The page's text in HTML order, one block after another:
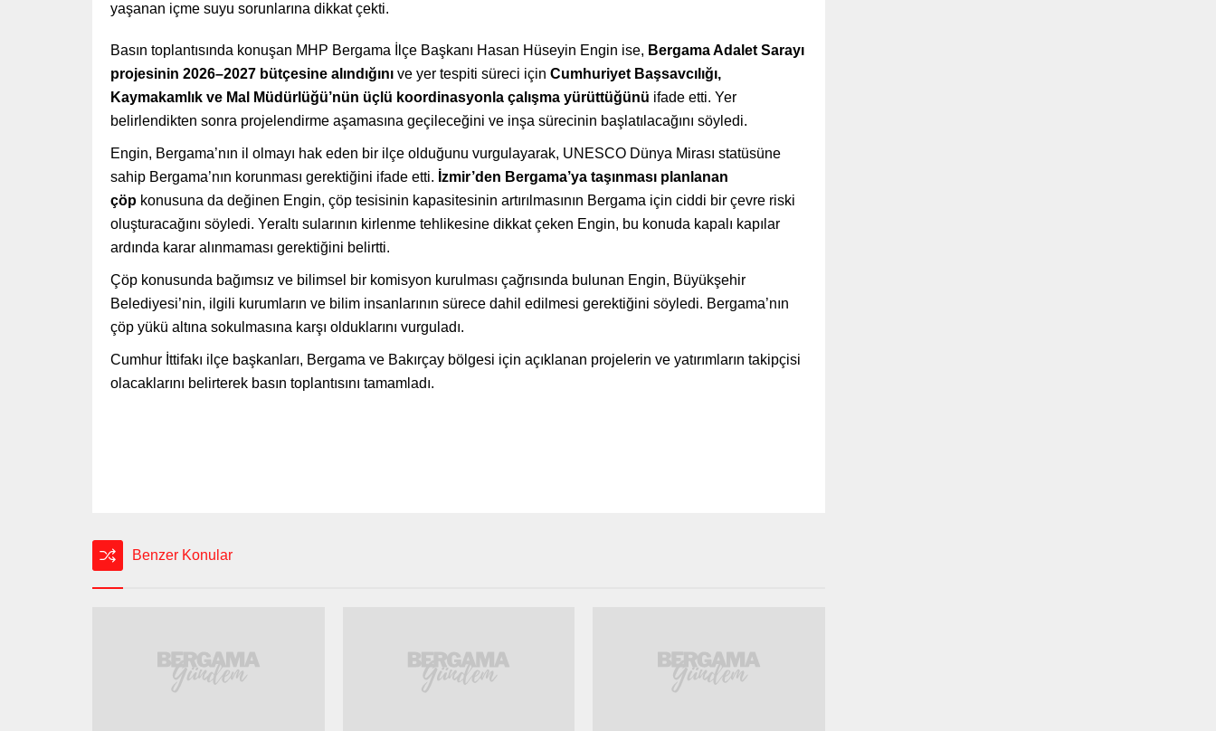
yaşanan içme suyu sorunlarına dikkat çekti.
Basın toplantısında konuşan MHP Bergama İlçe Başkanı Hasan Hüseyin Engin ise, Bergama Adalet Sarayı
projesinin 2026–2027 bütçesine alındığını ve yer tespiti süreci için Cumhuriyet Başsavcılığı,
Kaymakamlık ve Mal Müdürlüğü’nün üçlü koordinasyonla çalışma yürüttüğünü ifade etti. Yer
belirlendikten sonra projelendirme aşamasına geçileceğini ve inşa sürecinin başlatılacağını söyledi.
Engin, Bergama’nın il olmayı hak eden bir ilçe olduğunu vurgulayarak, UNESCO Dünya Mirası statüsüne
sahip Bergama’nın korunması gerektiğini ifade etti. İzmir’den Bergama’ya taşınması planlanan
çöp konusuna da değinen Engin, çöp tesisinin kapasitesinin artırılmasının Bergama için ciddi bir çevre riski
oluşturacağını söyledi. Yeraltı sularının kirlenme tehlikesine dikkat çeken Engin, bu konuda kapalı kapılar
ardında karar alınmaması gerektiğini belirtti.
Çöp konusunda bağımsız ve bilimsel bir komisyon kurulması çağrısında bulunan Engin, Büyükşehir
Belediyesi’nin, ilgili kurumların ve bilim insanlarının sürece dahil edilmesi gerektiğini söyledi. Bergama’nın
çöp yükü altına sokulmasına karşı olduklarını vurguladı.
Cumhur İttifakı ilçe başkanları, Bergama ve Bakırçay bölgesi için açıklanan projelerin ve yatırımların takipçisi
olacaklarını belirterek basın toplantısını tamamladı.
Benzer Konular